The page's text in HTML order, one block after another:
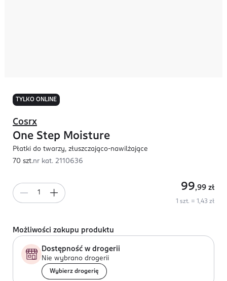
TYLKO ONLINE
Cosrx
One Step Moisture
Płatki do twarzy, złuszczająco-nawilżające
70 szt.nr kat. 2110636
99,99 zł
1 szt. = 1,43 zł
Możliwości zakupu produktu
Dostępność w drogerii
Nie wybrano drogerii
Wybierz drogerię